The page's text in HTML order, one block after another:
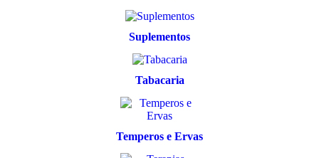
Suplementos
Tabacaria
Temperos e Ervas